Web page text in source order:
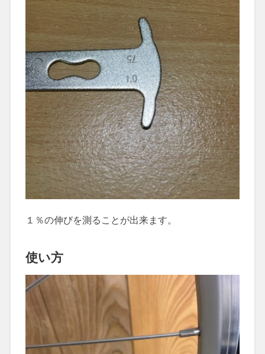
１％の伸びを測ることが出来ます。
使い方